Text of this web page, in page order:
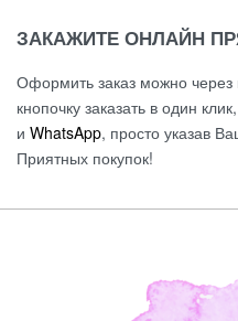
ЗАКАЖИТЕ ОНЛАЙН
Оформить заказ можно через
кнопочку заказать в один
и WhatsApp, просто указав
Приятных покупок!